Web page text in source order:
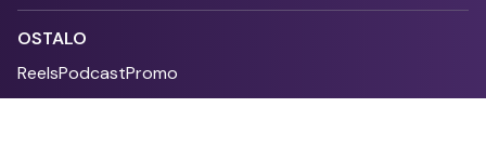
OSTALO
ReelsPodcastPromo